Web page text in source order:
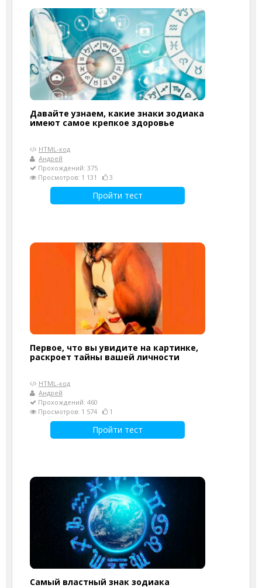
Давайте узнаем, какие знаки зодиака
имеют самое крепкое здоровье
HTML-код
Андрей
Прохождений: 375
Просмотров: 1 131
3
Пройти тест
Первое, что вы увидите на картинке,
раскроет тайны вашей личности
HTML-код
Андрей
Прохождений: 460
Просмотров: 1 574
1
Пройти тест
Самый властный знак зодиака